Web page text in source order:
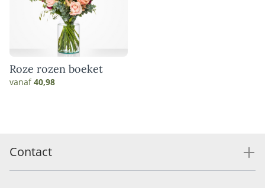
Roze rozen boeket
vanaf40,98
Contact